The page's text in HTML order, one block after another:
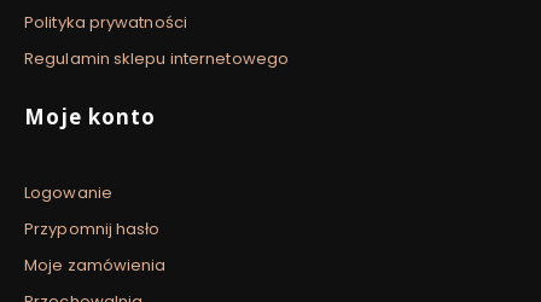
Polityka prywatności
Regulamin sklepu internetowego
Moje konto
Logowanie
Przypomnij hasło
Moje zamówienia